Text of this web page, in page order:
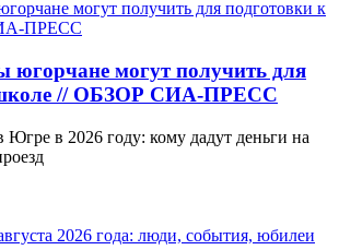
югорчане могут получить для
школе // ОБЗОР СИА-ПРЕСС
в 2026 году: кому дадут деньги на